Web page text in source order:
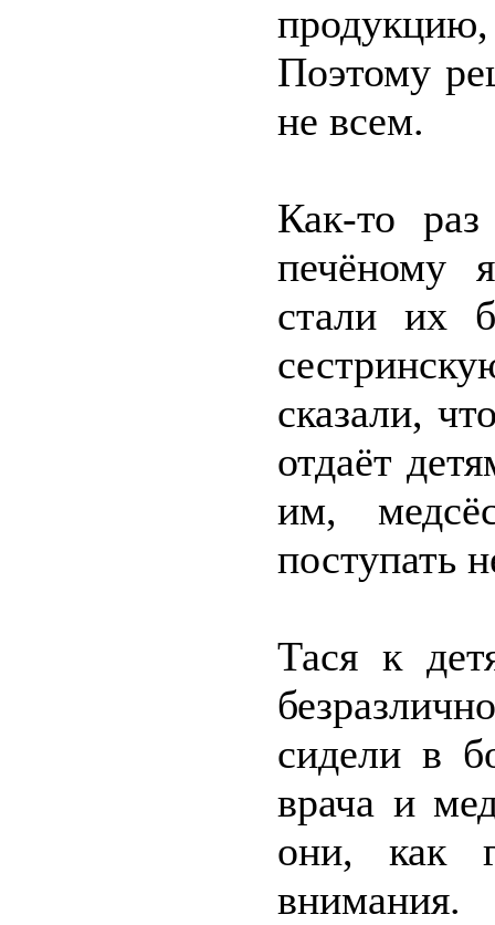
Поэтому
не всем.
Как-то
печёному
стали их
сказали,
отдаёт
им,
поступать
Тася к
сидели в
врача и
они, как
внимания.